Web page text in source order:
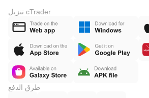
تنزيل cTrader
طرق الدفع